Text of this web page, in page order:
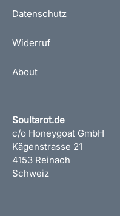
Datenschutz
Widerruf
About
Soultarot.de
c/o Honeygoat GmbH
Kägenstrasse 21
4153 Reinach
Schweiz